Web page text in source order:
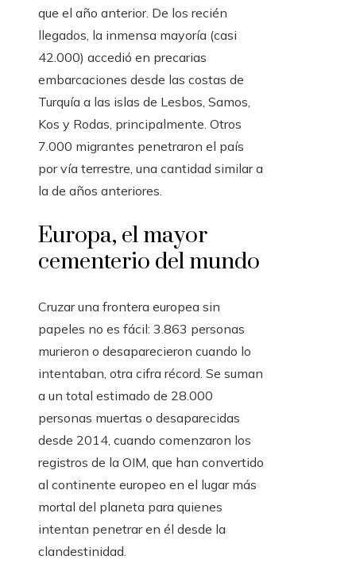
que el año anterior. De los recién
llegados, la inmensa mayoría (casi
42.000) accedió en precarias
embarcaciones desde las costas de
Turquía a las islas de Lesbos, Samos,
Kos y Rodas, principalmente. Otros
7.000 migrantes penetraron el país
por vía terrestre, una cantidad similar a
la de años anteriores.
Europa, el mayor
cementerio del mundo
Cruzar una frontera europea sin
papeles no es fácil: 3.863 personas
murieron o desaparecieron cuando lo
intentaban, otra cifra récord. Se suman
a un total estimado de 28.000
personas muertas o desaparecidas
desde 2014, cuando comenzaron los
registros de la OIM, que han convertido
al continente europeo en el lugar más
mortal del planeta para quienes
intentan penetrar en él desde la
clandestinidad.